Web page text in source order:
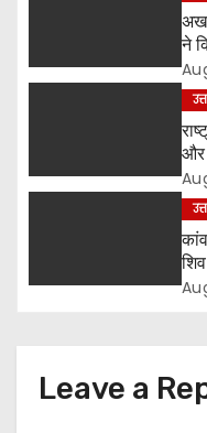
t
n
ने
और
Leave a